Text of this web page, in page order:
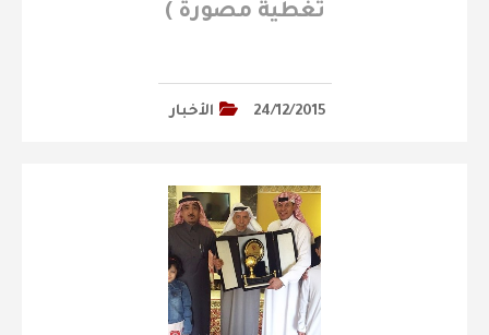
تغطية مصورة )
24/12/2015 الأخبار